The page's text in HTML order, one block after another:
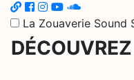
La Zouaverie Sound
DÉCOUVREZ